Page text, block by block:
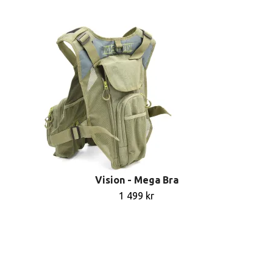
Vision - Mega Bra
1 499 kr